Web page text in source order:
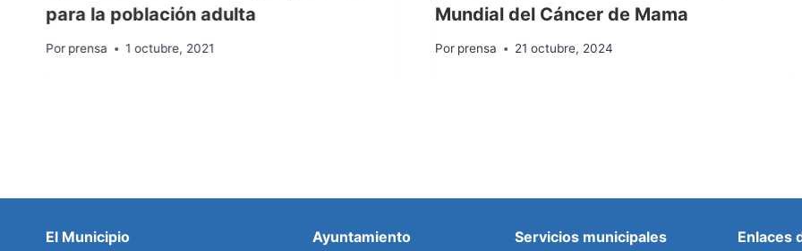
para la población adulta
Por prensa 1 octubre, 2021
Mundial del Cáncer de Mama
Por prensa 21 octubre, 2024
El Municipio Ayuntamiento Servicios municipales Enlaces